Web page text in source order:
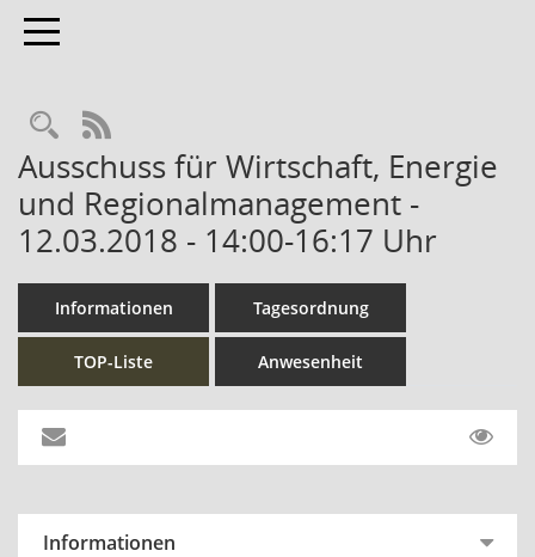
Toggle navigation
Rechercheauswahl
RSS-Feed
Ausschuss für Wirtschaft, Energie
und Regionalmanagement -
12.03.2018 - 14:00-16:17 Uhr
Informationen Tagesordnung
TOP-Liste Anwesenheit
Informationen